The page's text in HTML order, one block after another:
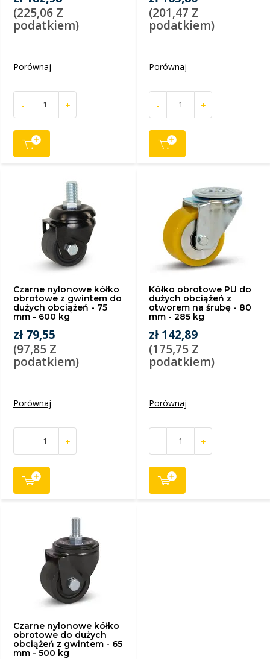
(225,06 Z
podatkiem)
Porównaj
- +
(201,47 Z
podatkiem)
Porównaj
- +
Czarne nylonowe kółko
obrotowe z gwintem do
dużych obciążeń - 75
mm - 600 kg
zł 79,55
(97,85 Z
podatkiem)
Porównaj
- +
Kółko obrotowe PU do
dużych obciążeń z
otworem na śrubę - 80
mm - 285 kg
zł 142,89
(175,75 Z
podatkiem)
Porównaj
- +
Czarne nylonowe kółko
obrotowe do dużych
obciążeń z gwintem - 65
mm - 500 kg